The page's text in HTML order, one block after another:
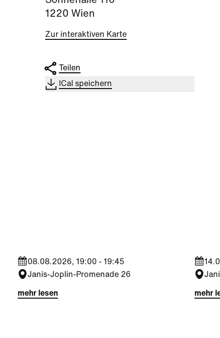
1220 Wien
Zur interaktiven Karte
Teilen
ICal speichern
08.08.2026, 19:00 - 19:45
Janis-Joplin-Promenade 26
mehr lesen mehr